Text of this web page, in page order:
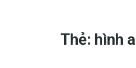
Thẻ: hình